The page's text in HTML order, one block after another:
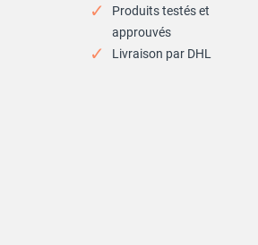
Produits testés et
approuvés
Livraison par DHL